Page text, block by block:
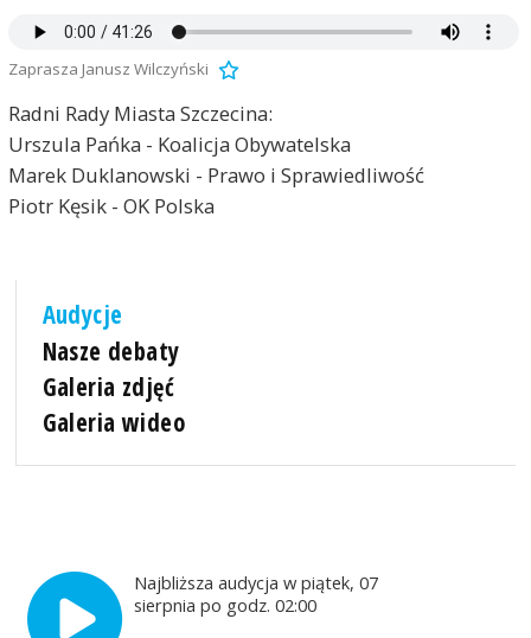
Zaprasza Janusz Wilczyński
Radni Rady Miasta Szczecina:
Urszula Pańka - Koalicja Obywatelska
Marek Duklanowski - Prawo i Sprawiedliwość
Piotr Kęsik - OK Polska
Audycje
Nasze debaty
Galeria zdjęć
Galeria wideo
Najbliższa audycja w piątek, 07
sierpnia po godz. 02:00